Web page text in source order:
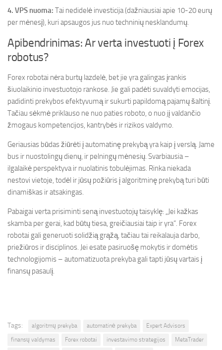
4. VPS nuoma: Tai nedidelė investicija (dažniausiai apie 10-20 eurų
per mėnesį), kuri apsaugos jus nuo techninių nesklandumų.
Apibendrinimas: Ar verta investuoti į Forex
robotus?
Forex robotai nėra burtų lazdelė, bet jie yra galingas įrankis
šiuolaikinio investuotojo rankose. Jie gali padėti suvaldyti emocijas,
padidinti prekybos efektyvumą ir sukurti papildomą pajamų šaltinį.
Tačiau sėkmė priklauso ne nuo paties roboto, o nuo jį valdančio
žmogaus kompetencijos, kantrybės ir rizikos valdymo.
Geriausias būdas žiūrėti į automatinę prekybą yra kaip į verslą. Jame
bus ir nuostolingų dienų, ir pelningų mėnesių. Svarbiausia –
ilgalaikė perspektyva ir nuolatinis tobulėjimas. Rinka niekada
nestovi vietoje, todėl ir jūsų požiūris į algoritminę prekybą turi būti
dinamiškas ir atsakingas.
Pabaigai verta prisiminti seną investuotojų taisyklę: „Jei kažkas
skamba per gerai, kad būtų tiesa, greičiausiai taip ir yra“. Forex
robotai gali generuoti solidžią grąžą, tačiau tai reikalauja darbo,
priežiūros ir disciplinos. Jei esate pasiruošę mokytis ir domėtis
technologijomis – automatizuota prekyba gali tapti jūsų vartais į
finansų pasaulį.
Tags: algoritmų prekyba automatinė prekyba
Expert Advisors
finansų valdymas
Forex robotai investavimo strategijos MetaTrader